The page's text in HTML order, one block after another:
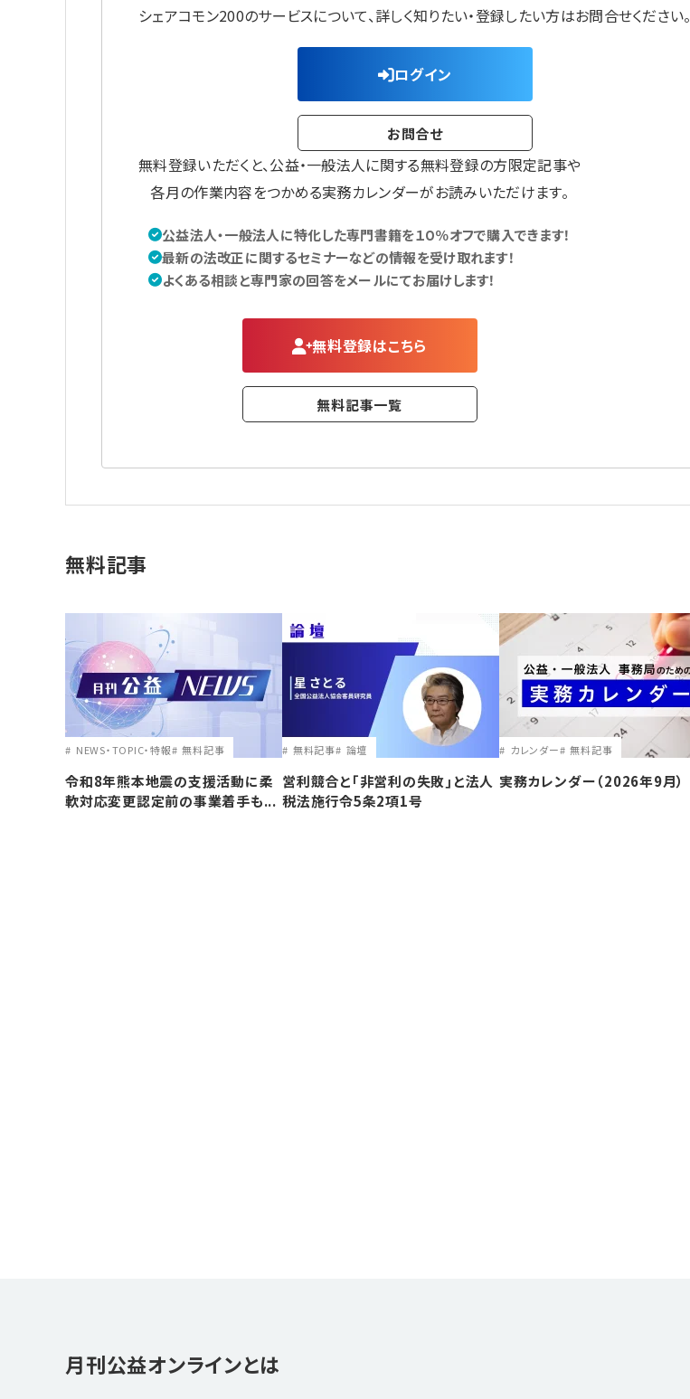
シェアコモン200のサービスについて、詳しく知りたい・登録したい方はお問合せください。
ログイン
お問合せ
無料登録いただくと、公益・一般法人に関する無料登録の方限定記事や
各月の作業内容をつかめる実務カレンダーがお読みいただけます。
公益法人・一般法人に特化した専門書籍を１０％オフで購入できます！
最新の法改正に関するセミナーなどの情報を受け取れます！
よくある相談と専門家の回答をメールにてお届けします！
無料登録はこちら
無料記事一覧
無料記事
NEWS・TOPIC・特報 無料記事
令和8年熊本地震の支援活動に柔
軟対応変更認定前の事業着手も...
無料記事 論壇
営利競合と｢非営利の失敗｣と法人
税法施行令5条2項1号
カレンダー 無料記事
実務カレンダー（2026年9月）
月刊公益オンラインとは